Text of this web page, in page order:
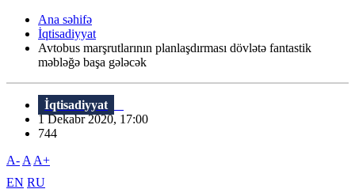
Ana səhifə
İqtisadiyyat
Avtobus marşrutlarının planlaşdırması dövlətə fantastik
məbləğə başa gələcək
İqtisadiyyat
1 Dekabr 2020, 17:00
744
A- A A+
EN RU